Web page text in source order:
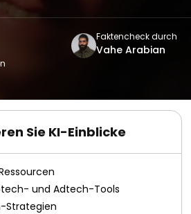
Faktencheck durch
Vahe Arabian
Sie KI-Einblicke
und Adtech-Tools
Strategien